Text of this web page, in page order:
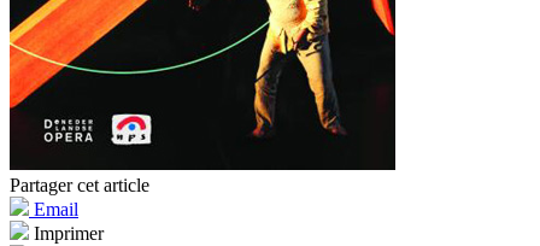
Partager cet article
Email
Imprimer